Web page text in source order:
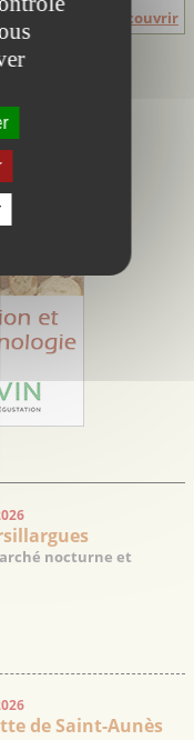
Découvrir
nocturne et
de Saint-Aunès